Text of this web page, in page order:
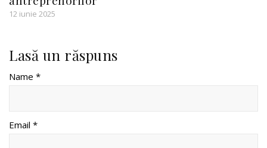
12 iunie 2025
Lasă un răspuns
Name *
Email *